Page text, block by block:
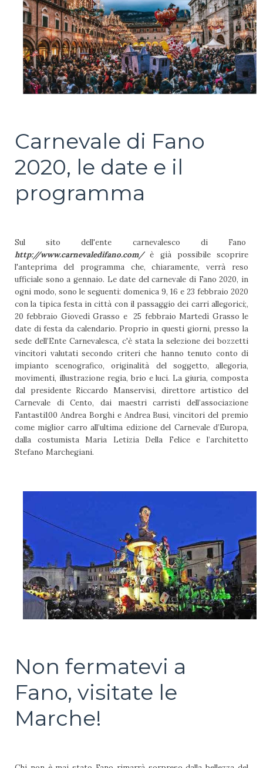
Carnevale di Fano
2020, le date e il
programma
Sul sito dell'ente carnevalesco di Fano
http://www.carnevaledifano.com/è già possibile scoprire
l'anteprima del programma che, chiaramente, verrà reso
ufficiale sono a gennaio. Le date del carnevale di Fano 2020, in
ogni modo, sono le seguenti: domenica 9, 16 e 23 febbraio 2020
con la tipica festa in città con il passaggio dei carri allegorici;,
20 febbraio Giovedì Grasso e
25 febbraio Martedì Grasso le
date di festa da calendario. Proprio in questi giorni, presso la
sede dell’Ente Carnevalesca, c'è stata la selezione dei bozzetti
vincitori valutati secondo criteri che hanno tenuto conto di
impianto scenografico, originalità del soggetto, allegoria,
movimenti, illustrazione regia, brio e luci. La giuria, composta
dal presidente Riccardo Manservisi, direttore artistico del
Carnevale di Cento, dai maestri carristi dell’associazione
Fantasti100 Andrea Borghi e Andrea Busi, vincitori del premio
come miglior carro all’ultima edizione del Carnevale d’Europa,
dalla costumista Maria Letizia Della Felice e l’architetto
Stefano Marchegiani.
Non fermatevi a
Fano, visitate le
Marche!